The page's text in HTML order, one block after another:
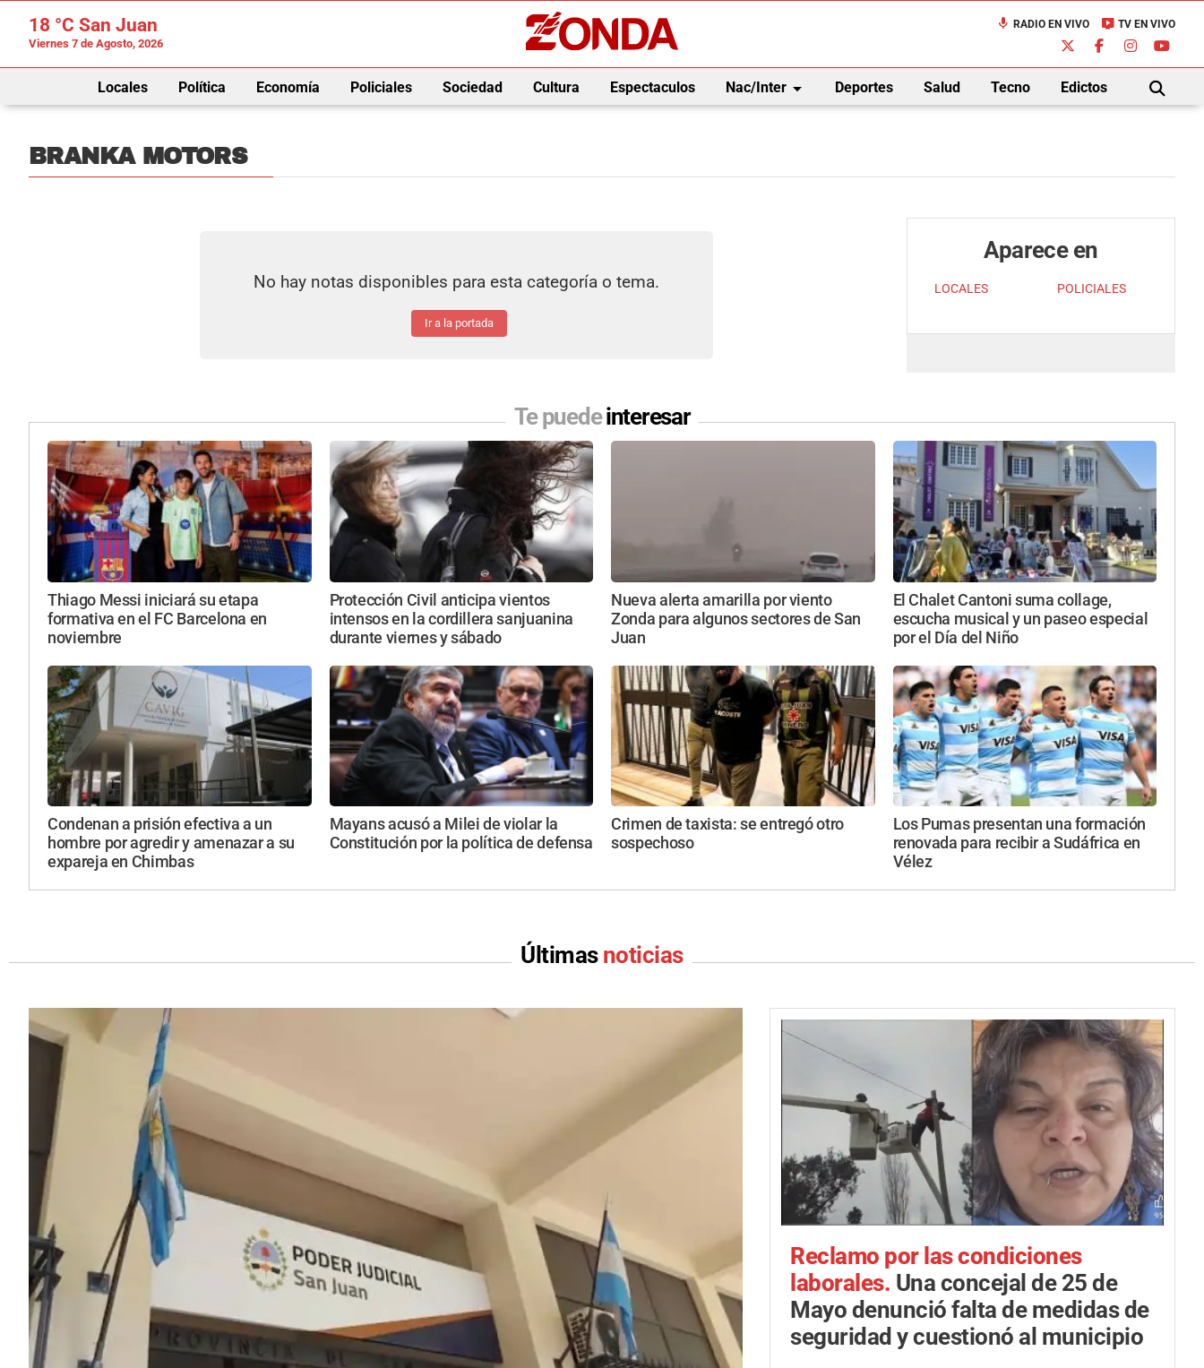
18 °C San Juan
Viernes 7 de Agosto, 2026
mic RADIO EN VIVO live_tv TV EN VIVO
Locales Política Economía Policiales Sociedad Cultura Espectaculos Nac/Interarrow_drop_down Deportes Salud Tecno Edictos
BUSCAR
BRANKA MOTORS
No hay notas disponibles para esta categoría o tema.
Ir a la portada
Aparece en
LOCALES POLICIALES
Te puedeinteresar
Thiago Messi iniciará su etapa
formativa en el FC Barcelona en
noviembre
Protección Civil anticipa vientos
intensos en la cordillera sanjuanina
durante viernes y sábado
Nueva alerta amarilla por viento
Zonda para algunos sectores de San
Juan
El Chalet Cantoni suma collage,
escucha musical y un paseo especial
por el Día del Niño
Condenan a prisión efectiva a un
hombre por agredir y amenazar a su
expareja en Chimbas
Mayans acusó a Milei de violar la
Constitución por la política de defensa
Crimen de taxista: se entregó otro
sospechoso
Los Pumas presentan una formación
renovada para recibir a Sudáfrica en
Vélez
Últimas noticias
Reclamo por las condiciones
laborales. Una concejal de 25 de
Mayo denunció falta de medidas de
seguridad y cuestionó al municipio